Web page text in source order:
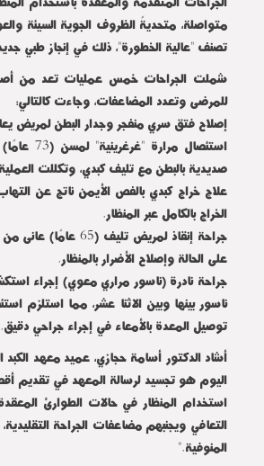
متواصلة، متحديةً الظروف الجوية السيئة
تصنف "عالية الخطورة"، ذلك في إنجاز طبي
شملت الجراحات خمس عمليات تعد من أصعب
للمرضى وتعدد المضاعفات، وجاءت كالتالي:
إصلاح فتق سري منفجر وجدار البطن لمريض
صديدية بالبطن مع تليف كبدي، وتكللت
علاج خراج كبدي بالفص الأيمن ناتج عن
الخراج بالكامل عبر المنظار.
جراحة إنقاذ لمريض
على الحالة وإصلاح الأضرار بالمنظار.
جراحة نادرة (ناسور مراري معوي) إجراء
ناسور بينها وبين الاثنا عشر، مما استلزم
توصيل المعدة بالأمعاء في إجراء جراحي دقيق.
أشاد الدكتور أسامة حجازي، عميد معهد الكبد
اليوم هو تجسيد لرسالة المعهد في تقديم
استخدام المنظار في حالات الطوارئ
التعافي ويجنبهم مضاعفات الجراحة
المنوفية."